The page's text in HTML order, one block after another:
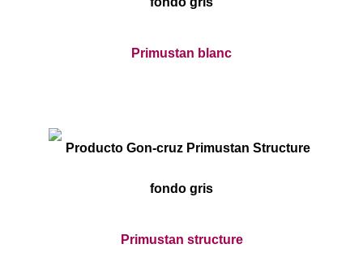
Primustan blanc
Primustan structure